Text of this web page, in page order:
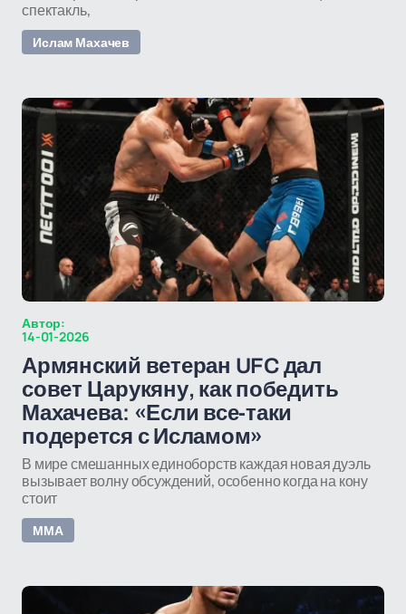
спектакль,
Ислам Махачев
Автор:
14-01-2026
Армянский ветеран UFC дал
совет Царукяну, как победить
Махачева: «Если все-таки
подерется с Исламом»
В мире смешанных единоборств каждая новая дуэль
вызывает волну обсуждений, особенно когда на кону
стоит
ММА